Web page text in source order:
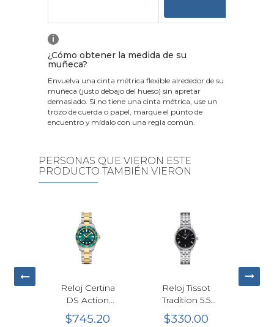
i
¿Cómo obtener la medida de su
muñeca?
Envuelva una cinta métrica flexible alrededor de su
muñeca (justo debajo del hueso) sin apretar
demasiado. Si no tiene una cinta métrica, use un
trozo de cuerda o papel, marque el punto de
encuentro y mídalo con una regla común.
PERSONAS QUE VIERON ESTE
PRODUCTO TAMBIÉN VIERON
Reloj Certina
DS Action
Cuarzo Verde
34.5mm Mujer
$745.20
Reloj Tissot
Tradition 5.5
Cuarzo Negro
Mujer 31mm
$330.00